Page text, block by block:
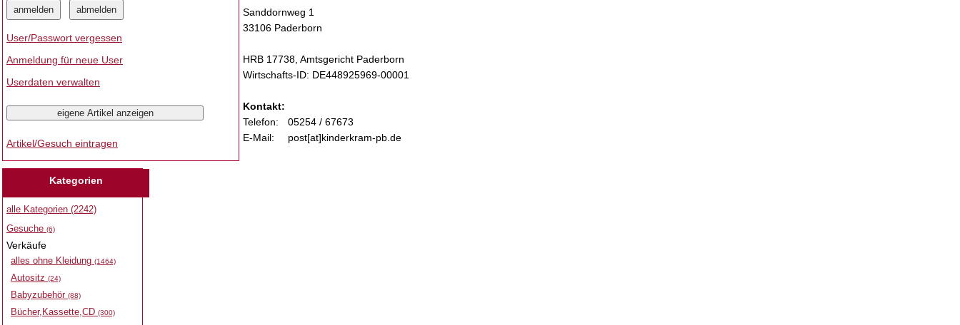
User/Passwort vergessen
Anmeldung für neue User
Userdaten verwalten
Artikel/Gesuch eintragen
Kategorien
alle Kategorien (2242)
Gesuche (6)
Verkäufe
alles ohne Kleidung (1464)
Autositz (24)
Babyzubehör (88)
Bücher,Kassette,CD (300)
Sanddornweg 1
33106 Paderborn
HRB 17738, Amtsgericht Paderborn
Wirtschafts-ID: DE448925969-00001
Kontakt:
Telefon:
05254 / 67673
E-Mail:
post[at]kinderkram-pb.de